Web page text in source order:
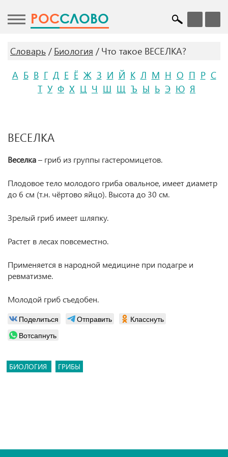
POCСЛОВО
Словарь Биология
Что такое ВЕСЕЛКА?
А Б В Г Д Е Ё Ж З И Й К Л М Н О П Р С
Т У Ф Х Ц Ч Ш Щ Ъ Ы Ь Э Ю Я
ВЕСЕЛКА
Веселка– гриб из группы гастеромицетов.
Плодовое тело молодого гриба овальное, имеет диаметр
до 6 см (т.н. чёртово яйцо). Высота до 30 см.
Зрелый гриб имеет шляпку.
Растет в лесах повсеместно.
Применяется в народной медицине при подагре и
ревматизме.
Молодой гриб съедобен.
Поделиться Отправить
Класснуть
Вотсапнуть
БИОЛОГИЯ ГРИБЫ